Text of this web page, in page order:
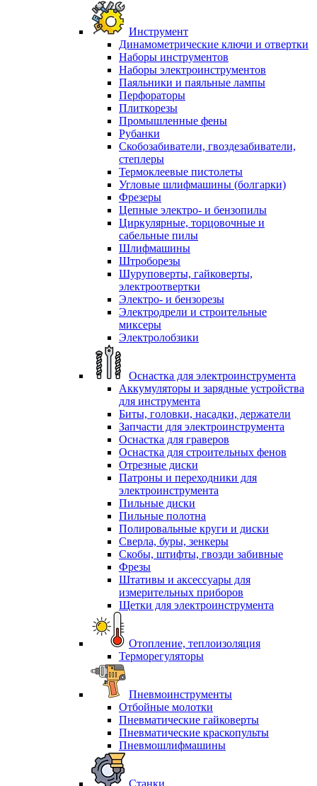
Инструмент
Динамометрические ключи и отвертки
Наборы инструментов
Наборы электроинструментов
Паяльники и паяльные лампы
Перфораторы
Плиткорезы
Промышленные фены
Рубанки
Скобозабиватели, гвоздезабиватели,
степлеры
Термоклеевые пистолеты
Угловые шлифмашины (болгарки)
Фрезеры
Цепные электро- и бензопилы
Циркулярные, торцовочные и
сабельные пилы
Шлифмашины
Штроборезы
Шуруповерты, гайковерты,
электроотвертки
Электро- и бензорезы
Электродрели и строительные
миксеры
Электролобзики
Оснастка для электроинструмента
Аккумуляторы и зарядные устройства
для инструмента
Биты, головки, насадки, держатели
Запчасти для электроинструмента
Оснастка для граверов
Оснастка для строительных фенов
Отрезные диски
Патроны и переходники для
электроинструмента
Пильные диски
Пильные полотна
Полировальные круги и диски
Сверла, буры, зенкеры
Скобы, штифты, гвозди забивные
Фрезы
Штативы и аксессуары для
измерительных приборов
Щетки для электроинструмента
Отопление, теплоизоляция
Терморегуляторы
Пневмоинструменты
Отбойные молотки
Пневматические гайковерты
Пневматические краскопульты
Пневмошлифмашины
Станки